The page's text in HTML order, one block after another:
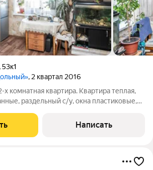
,53к1
, 2 квартал 2016
комнатная квартира. Квартира теплая,
раздельный с/у, окна пластиковые,
остановка общественного
в
Написать